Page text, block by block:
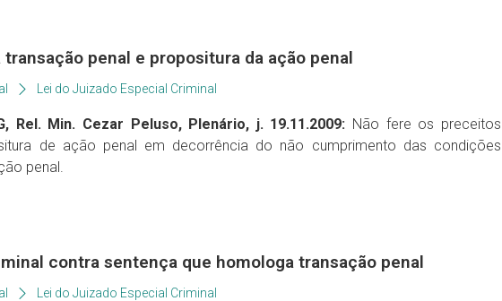
penal e propositura da ação penal
Lei do Juizado Especial Criminal
Rel. Min. Cezar Peluso, Plenário, j. 19.11.2009: Não fere os preceitos
de ação penal em decorrência do não cumprimento das condições
penal.
contra sentença que homologa transação penal
Lei do Juizado Especial Criminal